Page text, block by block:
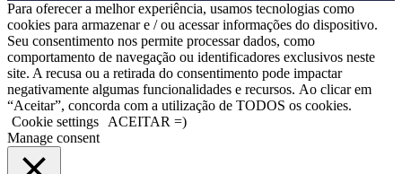
Para oferecer a melhor experiência, usamos tecnologias como
cookies para armazenar e / ou acessar informações do dispositivo.
Seu consentimento nos permite processar dados, como
comportamento de navegação ou identificadores exclusivos neste
site. A recusa ou a retirada do consentimento pode impactar
negativamente algumas funcionalidades e recursos. Ao clicar em
“Aceitar”, concorda com a utilização de TODOS os cookies.
Cookie settings
ACEITAR =)
Manage consent